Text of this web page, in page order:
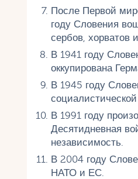
После Первой
году Словения
сербов, хорватов
В 1941 году
оккупирована
В 1945 году
В 1991 году
Десятидневная
независимость.
В 2004 году
НАТО и ЕС.